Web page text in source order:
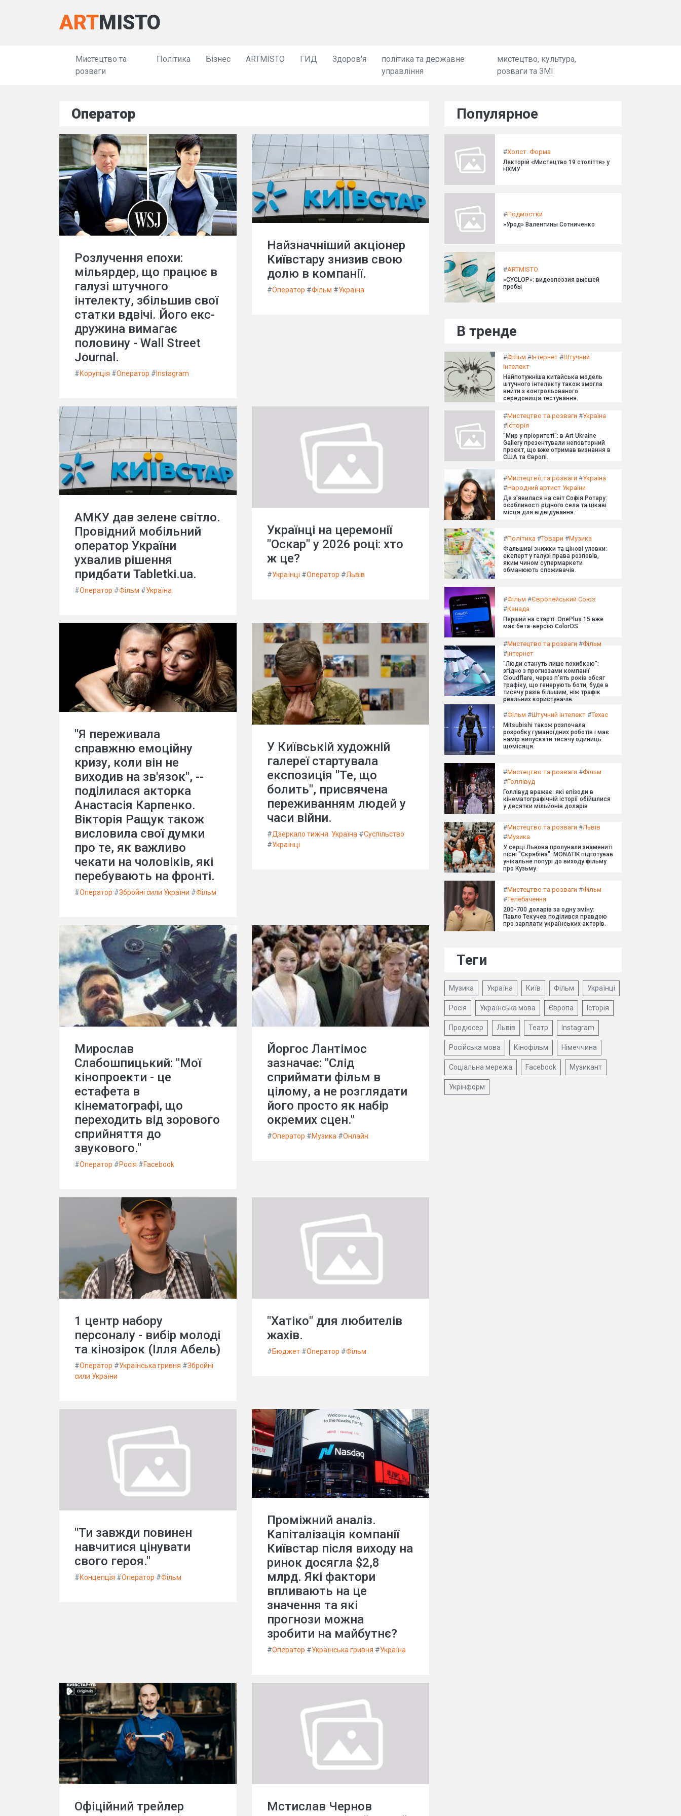
ARTMISTO
Мистецтво та
розваги
Політика Бізнес ARTMISTO ГИД Здоров'я
політика та державне
управління
мистецтво, культура,
розваги та ЗМІ
Оператор
Розлучення епохи:
мільярдер, що працює в
галузі штучного
інтелекту, збільшив свої
статки вдвічі. Його екс-
дружина вимагає
половину - Wall Street
Journal.
#Корупція #Оператор # Instagram
Найзначніший акціонер
Київстару знизив свою
долю в компанії.
#Оператор #Фільм #Україна
АМКУ дав зелене світло.
Провідний мобільний
оператор України
ухвалив рішення
придбати Tabletki.ua.
#Оператор #Фільм #Україна
Українці на церемонії
"Оскар" у 2026 році: хто
ж це?
#Українці #Оператор #Львів
"Я переживала
справжню емоційну
кризу, коли він не
виходив на зв'язок", --
поділилася акторка
Анастасія Карпенко.
Вікторія Ращук також
висловила свої думки
про те, як важливо
чекати на чоловіків, які
перебувають на фронті.
#Оператор #Збройні сили України #Фільм
У Київській художній
галереї стартувала
експозиція "Те, що
болить", присвячена
переживанням людей у
часи війни.
#Дзеркало тижня. Україна #Суспільство
#Українці
Мирослав
Слабошпицький: "Мої
кінопроекти - це
естафета в
кінематографі, що
переходить від зорового
сприйняття до
звукового."
#Оператор #Росія #Facebook
Йоргос Лантімос
зазначає: "Слід
сприймати фільм в
цілому, а не розглядати
його просто як набір
окремих сцен."
#Оператор #Музика #Онлайн
1 центр набору
персоналу - вибір молоді
та кінозірок (Ілля Абель)
#Оператор #Українська гривня #Збройні
сили України
"Хатіко" для любителів
жахів.
#Бюджет #Оператор #Фільм
"Ти завжди повинен
навчитися цінувати
свого героя."
#Концепція #Оператор #Фільм
Проміжний аналіз.
Капіталізація компанії
Київстар після виходу на
ринок досягла $2,8
млрд. Які фактори
впливають на це
значення та які
прогнози можна
зробити на майбутнє?
#Оператор #Українська гривня #Україна
Офіційний трейлер
Мстислав Чернов
Популярное
#Холст. Форма
Лекторій «Мистецтво 19 століття» у
НХМУ
#Подмостки
»Урод» Валентины Сотниченко
#ARTMISTO
»CYCLOP»: видеопоэзия высшей
пробы
В тренде
#Фільм #Інтернет #Штучний
інтелект
Найпотужніша китайська модель
штучного інтелекту також змогла
вийти з контрольованого
середовища тестування.
#Мистецтво та розваги #Україна
#Історія
"Мир у пріоритеті": в Art Ukraine
Gallery презентували неповторний
проєкт, що вже отримав визнання в
США та Європі.
#Мистецтво та розваги #Україна
#Народний артист України
Де з'явилася на світ Софія Ротару:
особливості рідного села та цікаві
місця для відвідування.
#Політика #Товари #Музика
Фальшиві знижки та цінові уловки:
експерт у галузі права розповів,
яким чином супермаркети
обманюють споживачів.
#Фільм #Європейський Союз
#Канада
Перший на старті: OnePlus 15 вже
має бета-версію ColorOS.
#Мистецтво та розваги #Фільм
#Інтернет
"Люди стануть лише похибкою":
згідно з прогнозами компанії
Cloudflare, через п'ять років обсяг
трафіку, що генерують боти, буде в
тисячу разів більшим, ніж трафік
реальних користувачів.
#Фільм #Штучний інтелект #Техас
Mitsubishi також розпочала
розробку гуманоїдних роботів і має
намір випускати тисячу одиниць
щомісяця.
#Мистецтво та розваги #Фільм
#Голлівуд
Голлівуд вражає: які епізоди в
кінематографічній історії обійшлися
у десятки мільйонів доларів
#Мистецтво та розваги #Львів
#Музика
У серці Львова пролунали знамениті
пісні "Скрябіна": MONATIK підготував
унікальне попурі до виходу фільму
про Кузьму.
#Мистецтво та розваги #Фільм
#Телебачення
200-700 доларів за одну зміну:
Павло Текучев поділився правдою
про зарплати українських акторів.
Теги
Музика Україна Київ Фільм Українці
Росія Українська мова Європа Історія
Продюсер Львів Театр Instagram
Російська мова Кінофільм Німеччина
Соціальна мережа Facebook Музикант
Укрінформ